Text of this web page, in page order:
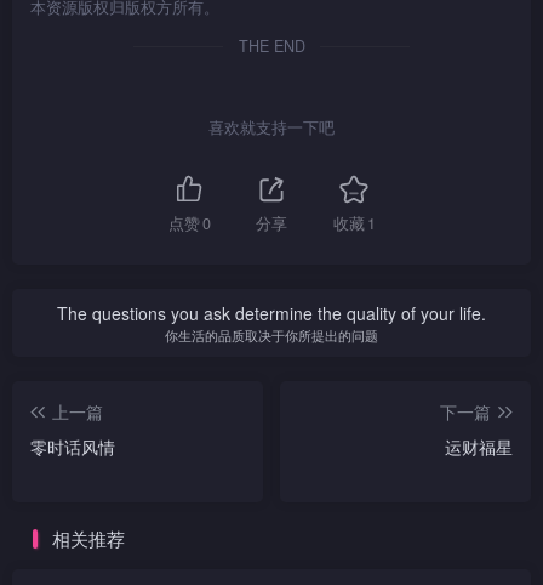
保障的电影圈，一路走来可曾
后悔？他凭藉怎样的信念，坚
辻村离乡别井多时，又可有思
持白韵琴的众多负面指责，如
又透过什么途径“刮料”？如此
精采的“加料”内容，为节目画
本资源版权归版权方所有。
THE END
喜欢就支持一下吧
点赞0 分享 收藏1
The questions you ask determine the quality of your life.
你生活的品质取决于你所提出的问题
上一篇
零时话风情
下一篇
运财福星
相关推荐